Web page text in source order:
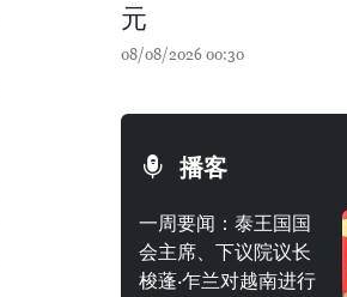
元
08/08/2026 00:30
播客
一周要闻：泰王国国
会主席、下议院议长
梭蓬·乍兰对越南进行